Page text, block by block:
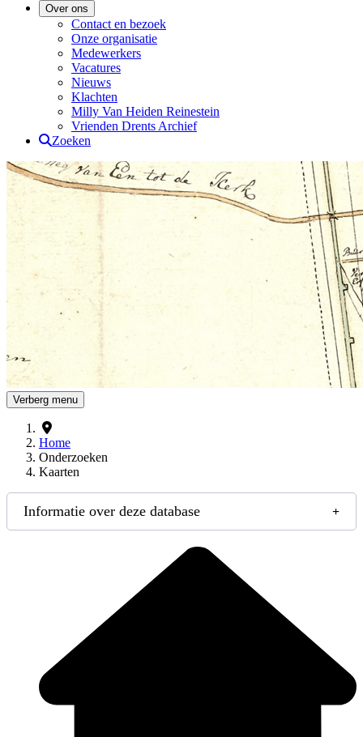
Over ons
Contact en bezoek
Onze organisatie
Medewerkers
Vacatures
Nieuws
Klachten
Milly Van Heiden Reinestein
Vrienden Drents Archief
Zoeken
Drents Archief
Verberg menu
Home
Onderzoeken
Kaarten
Informatie over deze database